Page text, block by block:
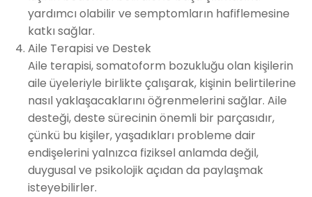
yardımcı olabilir ve semptomların hafiflemesine
katkı sağlar.
Aile Terapisi ve Destek
Aile terapisi, somatoform bozukluğu olan kişilerin
aile üyeleriyle birlikte çalışarak, kişinin belirtilerine
nasıl yaklaşacaklarını öğrenmelerini sağlar. Aile
desteği, deste sürecinin önemli bir parçasıdır,
çünkü bu kişiler, yaşadıkları probleme dair
endişelerini yalnızca fiziksel anlamda değil,
duygusal ve psikolojik açıdan da paylaşmak
isteyebilirler.